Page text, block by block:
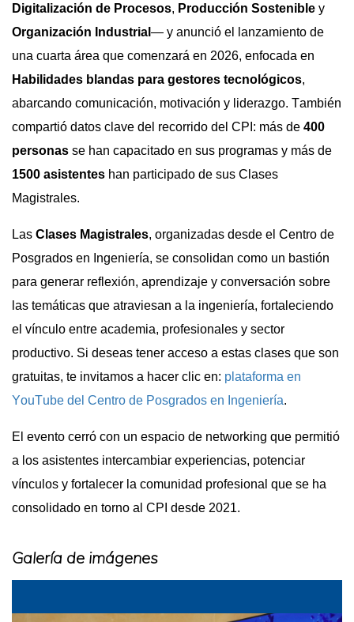
Digitalización de Procesos, Producción Sostenible y
Organización Industrial — y anunció el lanzamiento de
una cuarta área que comenzará en 2026, enfocada en
Habilidades blandas para gestores tecnológicos,
abarcando comunicación, motivación y liderazgo. También
compartió datos clave del recorrido del CPI: más de 400
personas se han capacitado en sus programas y más de
1500 asistentes han participado de sus Clases
Magistrales.
Las Clases Magistrales, organizadas desde el Centro de
Posgrados en Ingeniería, se consolidan como un bastión
para generar reflexión, aprendizaje y conversación sobre
las temáticas que atraviesan a la ingeniería, fortaleciendo
el vínculo entre academia, profesionales y sector
productivo. Si deseas tener acceso a estas clases que son
gratuitas, te invitamos a hacer clic en: plataforma en
YouTube del Centro de Posgrados en Ingeniería.
El evento cerró con un espacio de networking que permitió
a los asistentes intercambiar experiencias, potenciar
vínculos y fortalecer la comunidad profesional que se ha
consolidado en torno al CPI desde 2021.
Galería de imágenes